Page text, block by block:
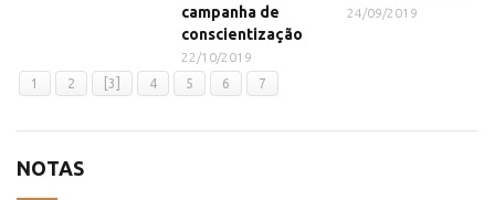
campanha de
conscientização
22/10/2019
24/09/2019
1 2 [3] 4 5 6 7
NOTAS